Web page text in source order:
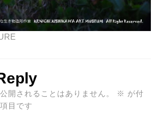
開されることはありません。 ※ が付
目です